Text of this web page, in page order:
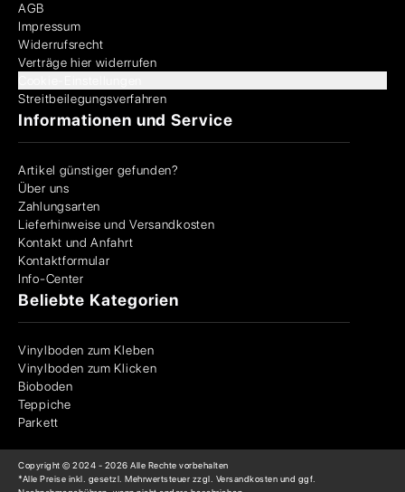
AGB
Impressum
Widerrufsrecht
Verträge hier widerrufen
Streitbeilegungsverfahren
Informationen und Service
Artikel günstiger gefunden?
Über uns
Zahlungsarten
Lieferhinweise und Versandkosten
Kontakt und Anfahrt
Kontaktformular
Info-Center
Beliebte Kategorien
Vinylboden zum Kleben
Vinylboden zum Klicken
Bioboden
Teppiche
Parkett
Copyright © 2024 - 2026 Alle Rechte vorbehalten
*Alle Preise inkl. gesetzl. Mehrwertsteuer zzgl. Versandkosten und ggf.